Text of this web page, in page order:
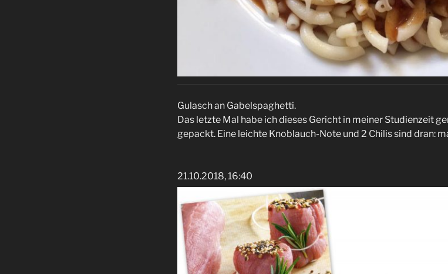
Gulasch an Gabelspaghetti.
Das letzte Mal habe ich dieses Gericht in meiner Studienzeit
gepackt. Eine leichte Knoblauch-Note und 2 Chilis sind dran:
21.10.2018, 16:40